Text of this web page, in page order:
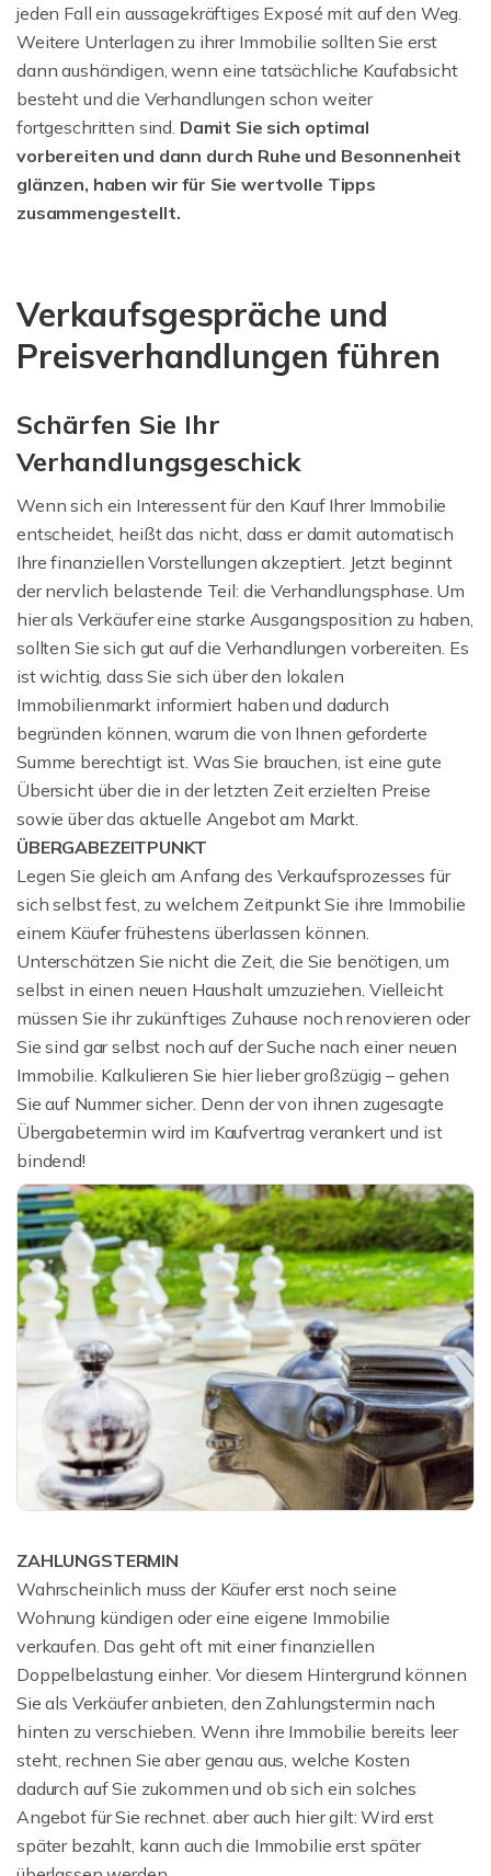
jeden Fall ein aussagekräftiges Exposé mit auf den Weg.
Weitere Unterlagen zu ihrer Immobilie sollten Sie erst
dann aushändigen, wenn eine tatsächliche Kaufabsicht
besteht und die Verhandlungen schon weiter
fortgeschritten sind. Damit Sie sich optimal
vorbereiten und dann durch Ruhe und Besonnenheit
glänzen, haben wir für Sie wertvolle Tipps
zusammengestellt.
Verkaufsgespräche und
Preisverhandlungen führen
Schärfen Sie Ihr
Verhandlungsgeschick
Wenn sich ein Interessent für den Kauf Ihrer Immobilie
entscheidet, heißt das nicht, dass er damit automatisch
Ihre finanziellen Vorstellungen akzeptiert. Jetzt beginnt
der nervlich belastende Teil: die Verhandlungsphase. Um
hier als Verkäufer eine starke Ausgangsposition zu haben,
sollten Sie sich gut auf die Verhandlungen vorbereiten. Es
ist wichtig, dass Sie sich über den lokalen
Immobilienmarkt informiert haben und dadurch
begründen können, warum die von Ihnen geforderte
Summe berechtigt ist. Was Sie brauchen, ist eine gute
Übersicht über die in der letzten Zeit erzielten Preise
sowie über das aktuelle Angebot am Markt.
ÜBERGABEZEITPUNKT
Legen Sie gleich am Anfang des Verkaufsprozesses für
sich selbst fest, zu welchem Zeitpunkt Sie ihre Immobilie
einem Käufer frühestens überlassen können.
Unterschätzen Sie nicht die Zeit, die Sie benötigen, um
selbst in einen neuen Haushalt umzuziehen. Vielleicht
müssen Sie ihr zukünftiges Zuhause noch renovieren oder
Sie sind gar selbst noch auf der Suche nach einer neuen
Immobilie. Kalkulieren Sie hier lieber großzügig – gehen
Sie auf Nummer sicher. Denn der von ihnen zugesagte
Übergabetermin wird im Kaufvertrag verankert und ist
bindend!
ZAHLUNGSTERMIN
Wahrscheinlich muss der Käufer erst noch seine
Wohnung kündigen oder eine eigene Immobilie
verkaufen. Das geht oft mit einer finanziellen
Doppelbelastung einher. Vor diesem Hintergrund können
Sie als Verkäufer anbieten, den Zahlungstermin nach
hinten zu verschieben. Wenn ihre Immobilie bereits leer
steht, rechnen Sie aber genau aus, welche Kosten
dadurch auf Sie zukommen und ob sich ein solches
Angebot für Sie rechnet. aber auch hier gilt: Wird erst
später bezahlt, kann auch die Immobilie erst später